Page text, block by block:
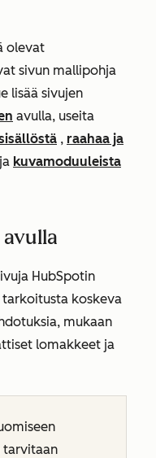
olevat
sivun mallipohja
lisää sivujen
avulla, useita
, raahaa ja
ja kuvamoduuleista
HubSpotin
koskeva
mukaan
lomakkeet ja
tarvitaan